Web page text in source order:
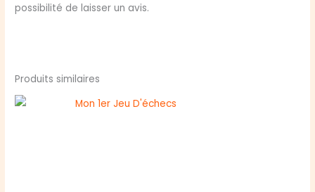
possibilité de laisser un avis.
Produits similaires